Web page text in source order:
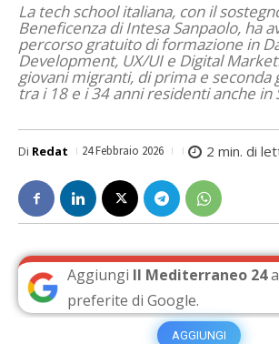
La tech school italiana, con il
Beneficenza di Intesa Sanpaolo, ha
percorso gratuito di formazione in
Development, UX/UI e Digital
giovani migranti, di prima e seconda
tra i 18 e i 34 anni residenti anche in
Di Redat 24 Febbraio 2026 2 min. di
Aggiungi Il Mediterraneo 24
preferite di Google.
AGGIUNGI